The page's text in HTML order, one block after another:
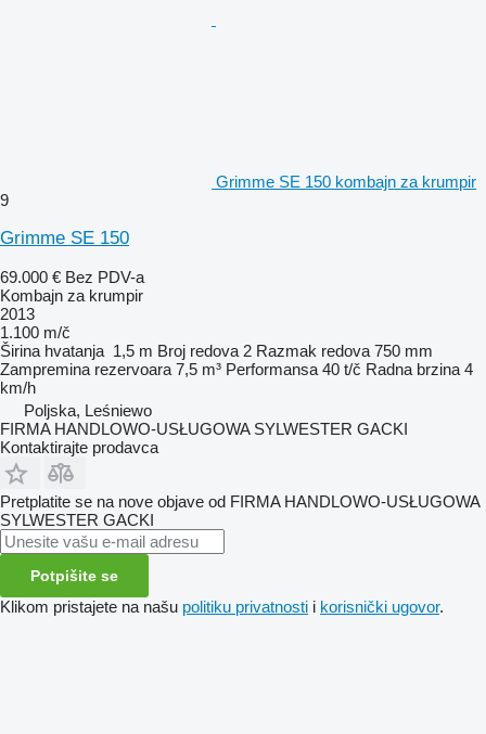
Grimme SE 150 kombajn za krumpir
9
Grimme SE 150
69.000 € Bez PDV-a
Kombajn za krumpir
2013
1.100 m/č
Širina hvatanja 1,5 m Broj redova 2 Razmak redova 750 mm
Zampremina rezervoara 7,5 m³ Performansa 40 t/č Radna brzina 4
km/h
Poljska, Leśniewo
FIRMA HANDLOWO-USŁUGOWA SYLWESTER GACKI
Kontaktirajte prodavca
Pretplatite se na nove objave od FIRMA HANDLOWO-USŁUGOWA
SYLWESTER GACKI
Potpišite se
Klikom pristajete na našu politiku privatnosti i korisnički ugovor.